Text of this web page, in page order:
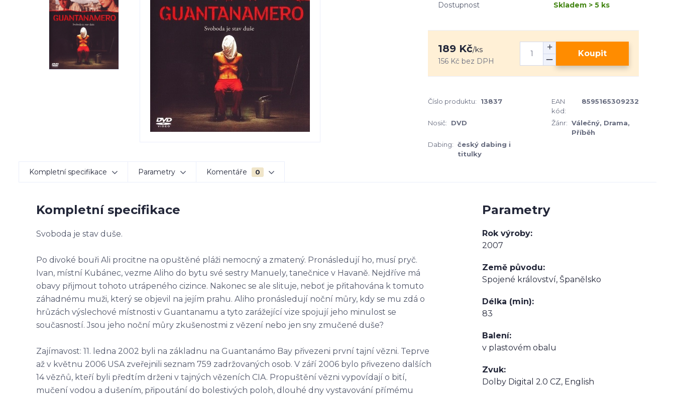
Dostupnost Skladem > 5 ks
189 Kč/ks
156 Kč bez DPH
Koupit
Číslo produktu: 13837
EAN
kód:
8595165309232
Nosič: DVD Žánr: Válečný, Drama,
Příběh
Dabing: český dabing i
titulky
Kompletní specifikace Parametry Komentáře 0
Kompletní specifikace
Svoboda je stav duše.
Po divoké bouři Ali procitne na opuštěné pláži nemocný a zmatený. Pronásledují ho, musí pryč.
Ivan, místní Kubánec, vezme Aliho do bytu své sestry Manuely, tanečnice v Havaně. Nejdříve má
obavy přijmout tohoto utrápeného cizince. Nakonec se ale slituje, neboť je přitahována k tomuto
záhadnému muži, který se objevil na jejím prahu. Aliho pronásledují noční můry, kdy se mu zdá o
hrůzách výslechové místnosti v Guantanamu a tyto zarážející vize spojují jeho minulost se
současností. Jsou jeho noční můry zkušenostmi z vězení nebo jen sny zmučené duše?
Zajímavost: 11. ledna 2002 byli na základnu na Guantanámo Bay přivezeni první tajní vězni. Teprve
až v květnu 2006 USA zveřejnili seznam 759 zadržovaných osob. V září 2006 bylo přivezeno dalších
14 vězňů, kteří byli předtím drženi v tajných vězeních CIA. Propuštění vězni vypovídají o bití,
mučení vodou a dušením, připoutání do bolestivých poloh, dlouhé dny vystavování přímému
Parametry
Rok výroby
2007
Země původu
Spojené království, Španělsko
Délka (min)
83
Balení
v plastovém obalu
Zvuk
Dolby Digital 2.0 CZ, English